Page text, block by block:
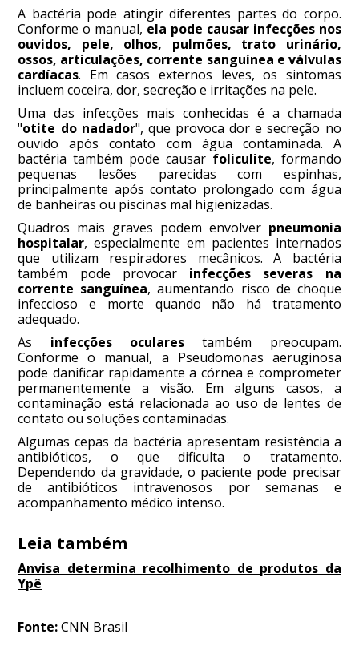
A bactéria pode atingir diferentes partes do corpo.
Conforme o manual, ela pode causar infecções nos
ouvidos, pele, olhos, pulmões, trato urinário,
ossos, articulações, corrente sanguínea e válvulas
cardíacas. Em casos externos leves, os sintomas
incluem coceira, dor, secreção e irritações na pele.
Uma das infecções mais conhecidas é a chamada
"otite do nadador", que provoca dor e secreção no
ouvido após contato com água contaminada. A
bactéria também pode causar foliculite, formando
pequenas lesões parecidas com espinhas,
principalmente após contato prolongado com água
de banheiras ou piscinas mal higienizadas.
Quadros mais graves podem envolver pneumonia
hospitalar, especialmente em pacientes internados
que utilizam respiradores mecânicos. A bactéria
também pode provocar infecções severas na
corrente sanguínea, aumentando risco de choque
infeccioso e morte quando não há tratamento
adequado.
As infecções oculares também preocupam.
Conforme o manual, a Pseudomonas aeruginosa
pode danificar rapidamente a córnea e comprometer
permanentemente a visão. Em alguns casos, a
contaminação está relacionada ao uso de lentes de
contato ou soluções contaminadas.
Algumas cepas da bactéria apresentam resistência a
antibióticos, o que dificulta o tratamento.
Dependendo da gravidade, o paciente pode precisar
de antibióticos intravenosos por semanas e
acompanhamento médico intenso.
Leia também
Anvisa determina recolhimento de produtos da
Ypê
Fonte:CNN Brasil